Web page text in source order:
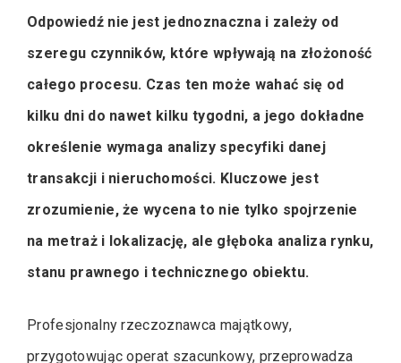
Odpowiedź nie jest jednoznaczna i zależy od
szeregu czynników, które wpływają na złożoność
całego procesu. Czas ten może wahać się od
kilku dni do nawet kilku tygodni, a jego dokładne
określenie wymaga analizy specyfiki danej
transakcji i nieruchomości. Kluczowe jest
zrozumienie, że wycena to nie tylko spojrzenie
na metraż i lokalizację, ale głęboka analiza rynku,
stanu prawnego i technicznego obiektu.
Profesjonalny rzeczoznawca majątkowy,
przygotowując operat szacunkowy, przeprowadza